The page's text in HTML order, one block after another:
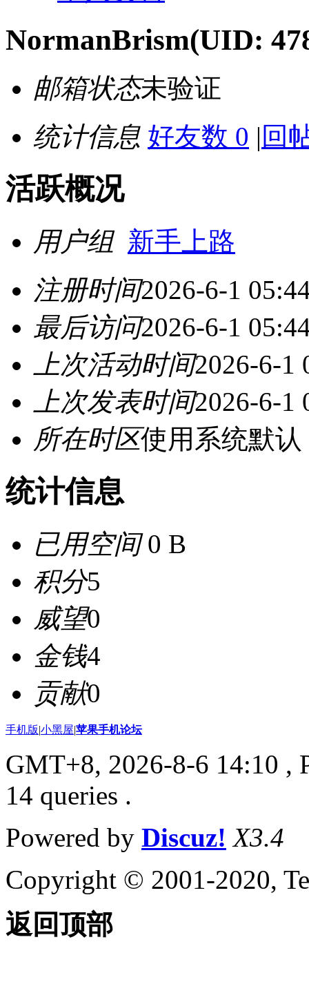
NormanBrism(UID:
邮箱状态未验证
统计信息 好友数 0 | 回
活跃概况
用户组 新手上路
注册时间2026-6-1
最后访问2026-6-1
上次活动时间2026-6-1
上次发表时间2026-6-1
所在时区使用系统默认
统计信息
已用空间0 B
积分5
威望0
金钱4
贡献0
手机版|小黑屋|苹果手机论坛
GMT+8, 2026-8-6 14:10 ,
14 queries .
Powered by Discuz! X3.4
Copyright © 2001-2020,
返回顶部